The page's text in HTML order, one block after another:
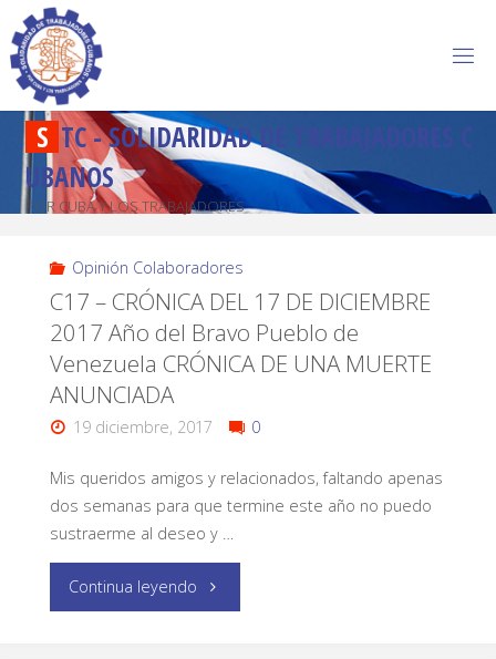
S TC-SOLIDARIDADD R A BAJADORES C
U BANOS
POR CUBA Y LOS TRABAJADORES
Opinión Colaboradores
C17 – CRÓNICA DEL 17 DE DICIEMBRE
2017 Año del Bravo Pueblo de
Venezuela CRÓNICA DE UNA MUERTE
ANUNCIADA
19 diciembre, 2017 0
Mis queridos amigos y relacionados, faltando apenas
dos semanas para que termine este año no puedo
sustraerme al deseo y …
Continua leyendo